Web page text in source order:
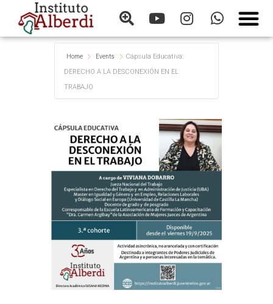
Home Events
Cápsula Educativa:
DERECHO A LA DESCONEXIÓN EN EL
TRABAJO